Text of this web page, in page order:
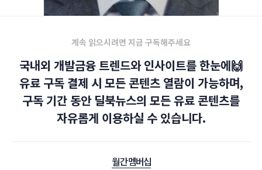
계속 읽으시려면 지금 구독해주세요
국내외 개발금융 트렌드와 인사이트를 한눈에🙌
유료 구독 결제 시 모든 콘텐츠 열람이 가능하며,
구독 기간 동안 딜북뉴스의 모든 유료 콘텐츠를
자유롭게 이용하실 수 있습니다.
월간 멤버십